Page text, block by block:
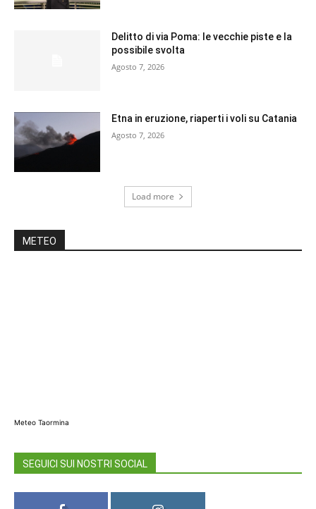
Delitto di via Poma: le vecchie piste e la
possibile svolta
Agosto 7, 2026
Etna in eruzione, riaperti i voli su Catania
Agosto 7, 2026
Load more
METEO
Meteo Taormina
SEGUICI SUI NOSTRI SOCIAL